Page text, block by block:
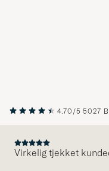
4.70/5 5027
Virkelig tjekket